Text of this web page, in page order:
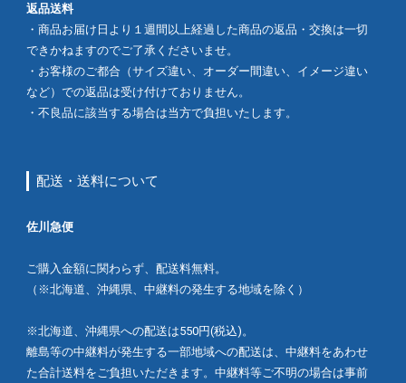
返品送料
・商品お届け日より１週間以上経過した商品の返品・交換は一切
できかねますのでご了承くださいませ。
・お客様のご都合（サイズ違い、オーダー間違い、イメージ違い
など）での返品は受け付けておりません。
・不良品に該当する場合は当方で負担いたします。
配送・送料について
佐川急便
ご購入金額に関わらず、配送料無料。
（※北海道、沖縄県、中継料の発生する地域を除く）
※北海道、沖縄県への配送は550円(税込)。
離島等の中継料が発生する一部地域への配送は、中継料をあわせ
た合計送料をご負担いただきます。中継料等ご不明の場合は事前